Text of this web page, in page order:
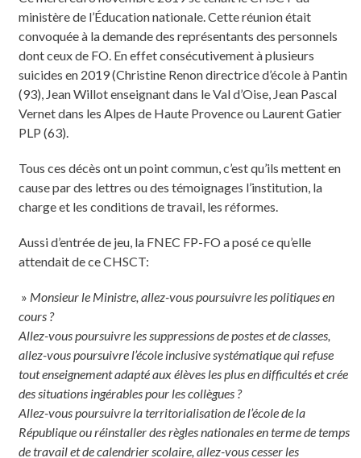
ministère de l’Éducation nationale. Cette réunion était
convoquée à la demande des représentants des personnels
dont ceux de FO. En effet consécutivement à plusieurs
suicides en 2019 (Christine Renon directrice d’école à Pantin
(93), Jean Willot enseignant dans le Val d’Oise, Jean Pascal
Vernet dans les Alpes de Haute Provence ou Laurent Gatier
PLP (63).
Tous ces décès ont un point commun, c’est qu’ils mettent en
cause par des lettres ou des témoignages l’institution, la
charge et les conditions de travail, les réformes.
Aussi d’entrée de jeu, la FNEC FP-FO a posé ce qu’elle
attendait de ce CHSCT:
» Monsieur le Ministre, allez-vous poursuivre les politiques en
cours ?
Allez-vous poursuivre les suppressions de postes et de classes,
allez-vous poursuivre l’école inclusive systématique qui refuse
tout enseignement adapté aux élèves les plus en difficultés et crée
des situations ingérables pour les collègues ?
Allez-vous poursuivre la territorialisation de l’école de la
République ou réinstaller des règles nationales en terme de temps
de travail et de calendrier scolaire, allez-vous cesser les